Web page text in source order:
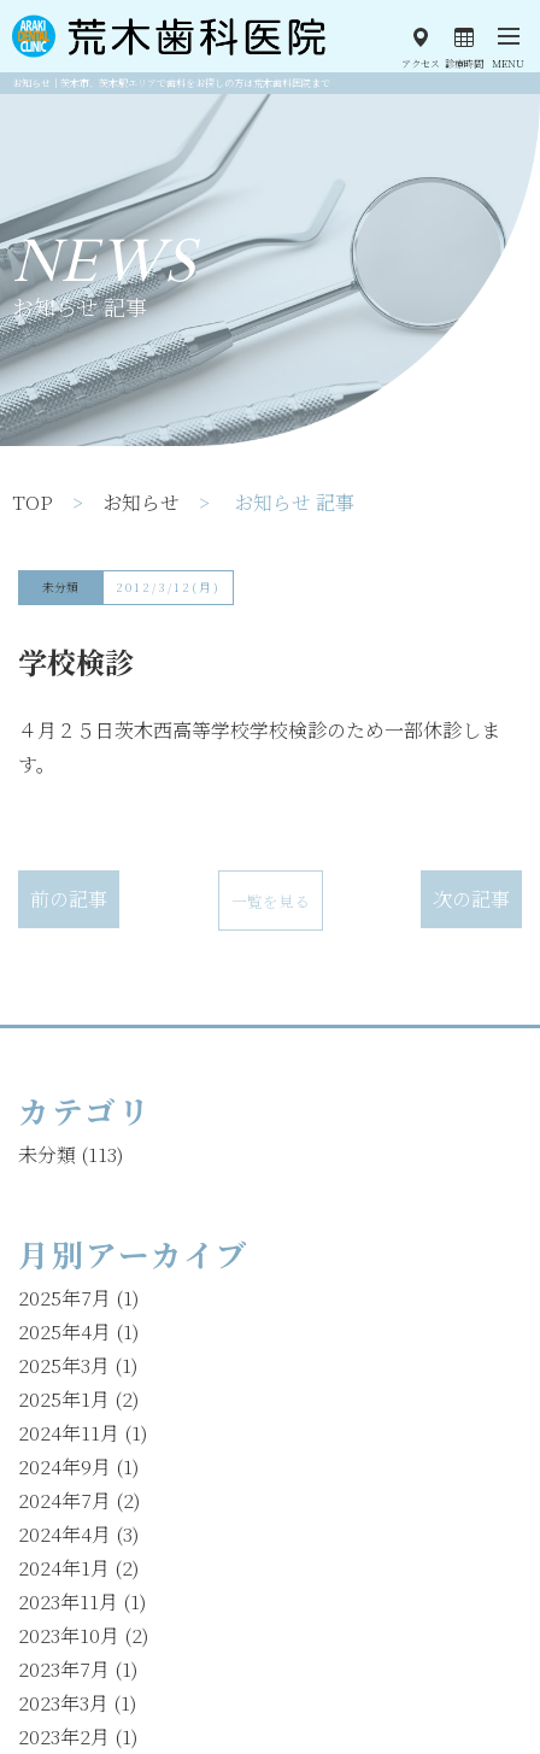
アクセス 診療時間
MENU
お知らせ｜茨木市、茨木駅エリアで歯科をお探しの方は荒木歯科医院まで
NEWS
お知らせ 記事
TOP > お知らせ > お知らせ 記事
未分類 2012/3/12(月)
学校検診
４月２５日茨木西高等学校学校検診のため一部休診しま
す。
前の記事 一覧を見る 次の記事
カテゴリ
未分類 (113)
月別アーカイブ
2025年7月 (1)
2025年4月 (1)
2025年3月 (1)
2025年1月 (2)
2024年11月 (1)
2024年9月 (1)
2024年7月 (2)
2024年4月 (3)
2024年1月 (2)
2023年11月 (1)
2023年10月 (2)
2023年7月 (1)
2023年3月 (1)
2023年2月 (1)